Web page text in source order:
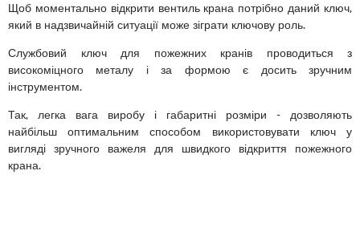
Щоб моментально відкрити вентиль крана потрібно даний ключ,
який в надзвичайній ситуації може зіграти ключову роль.
Службовий ключ для пожежних кранів проводиться з
високоміцного металу і за формою є досить зручним
інструментом.
Так, легка вага виробу і габаритні розміри - дозволяють
найбільш оптимальним способом використовувати ключ у
вигляді зручного важеля для швидкого відкриття пожежного
крана.